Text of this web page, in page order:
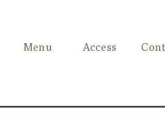
Menu Access